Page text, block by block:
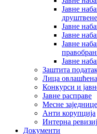
Јавне
Јавне
Јавне
Јавне
Јавне
Заштита
Лица
Конкурси и
Јавне расправе
Месне заједнице
Анти корупција
Интерна
Документи